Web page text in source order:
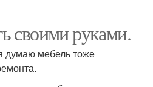
своими руками.
думаю мебель тоже